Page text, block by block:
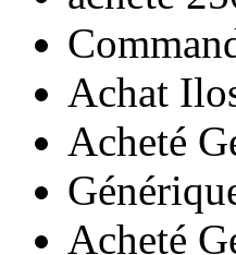
Achat
Acheté
Acheté